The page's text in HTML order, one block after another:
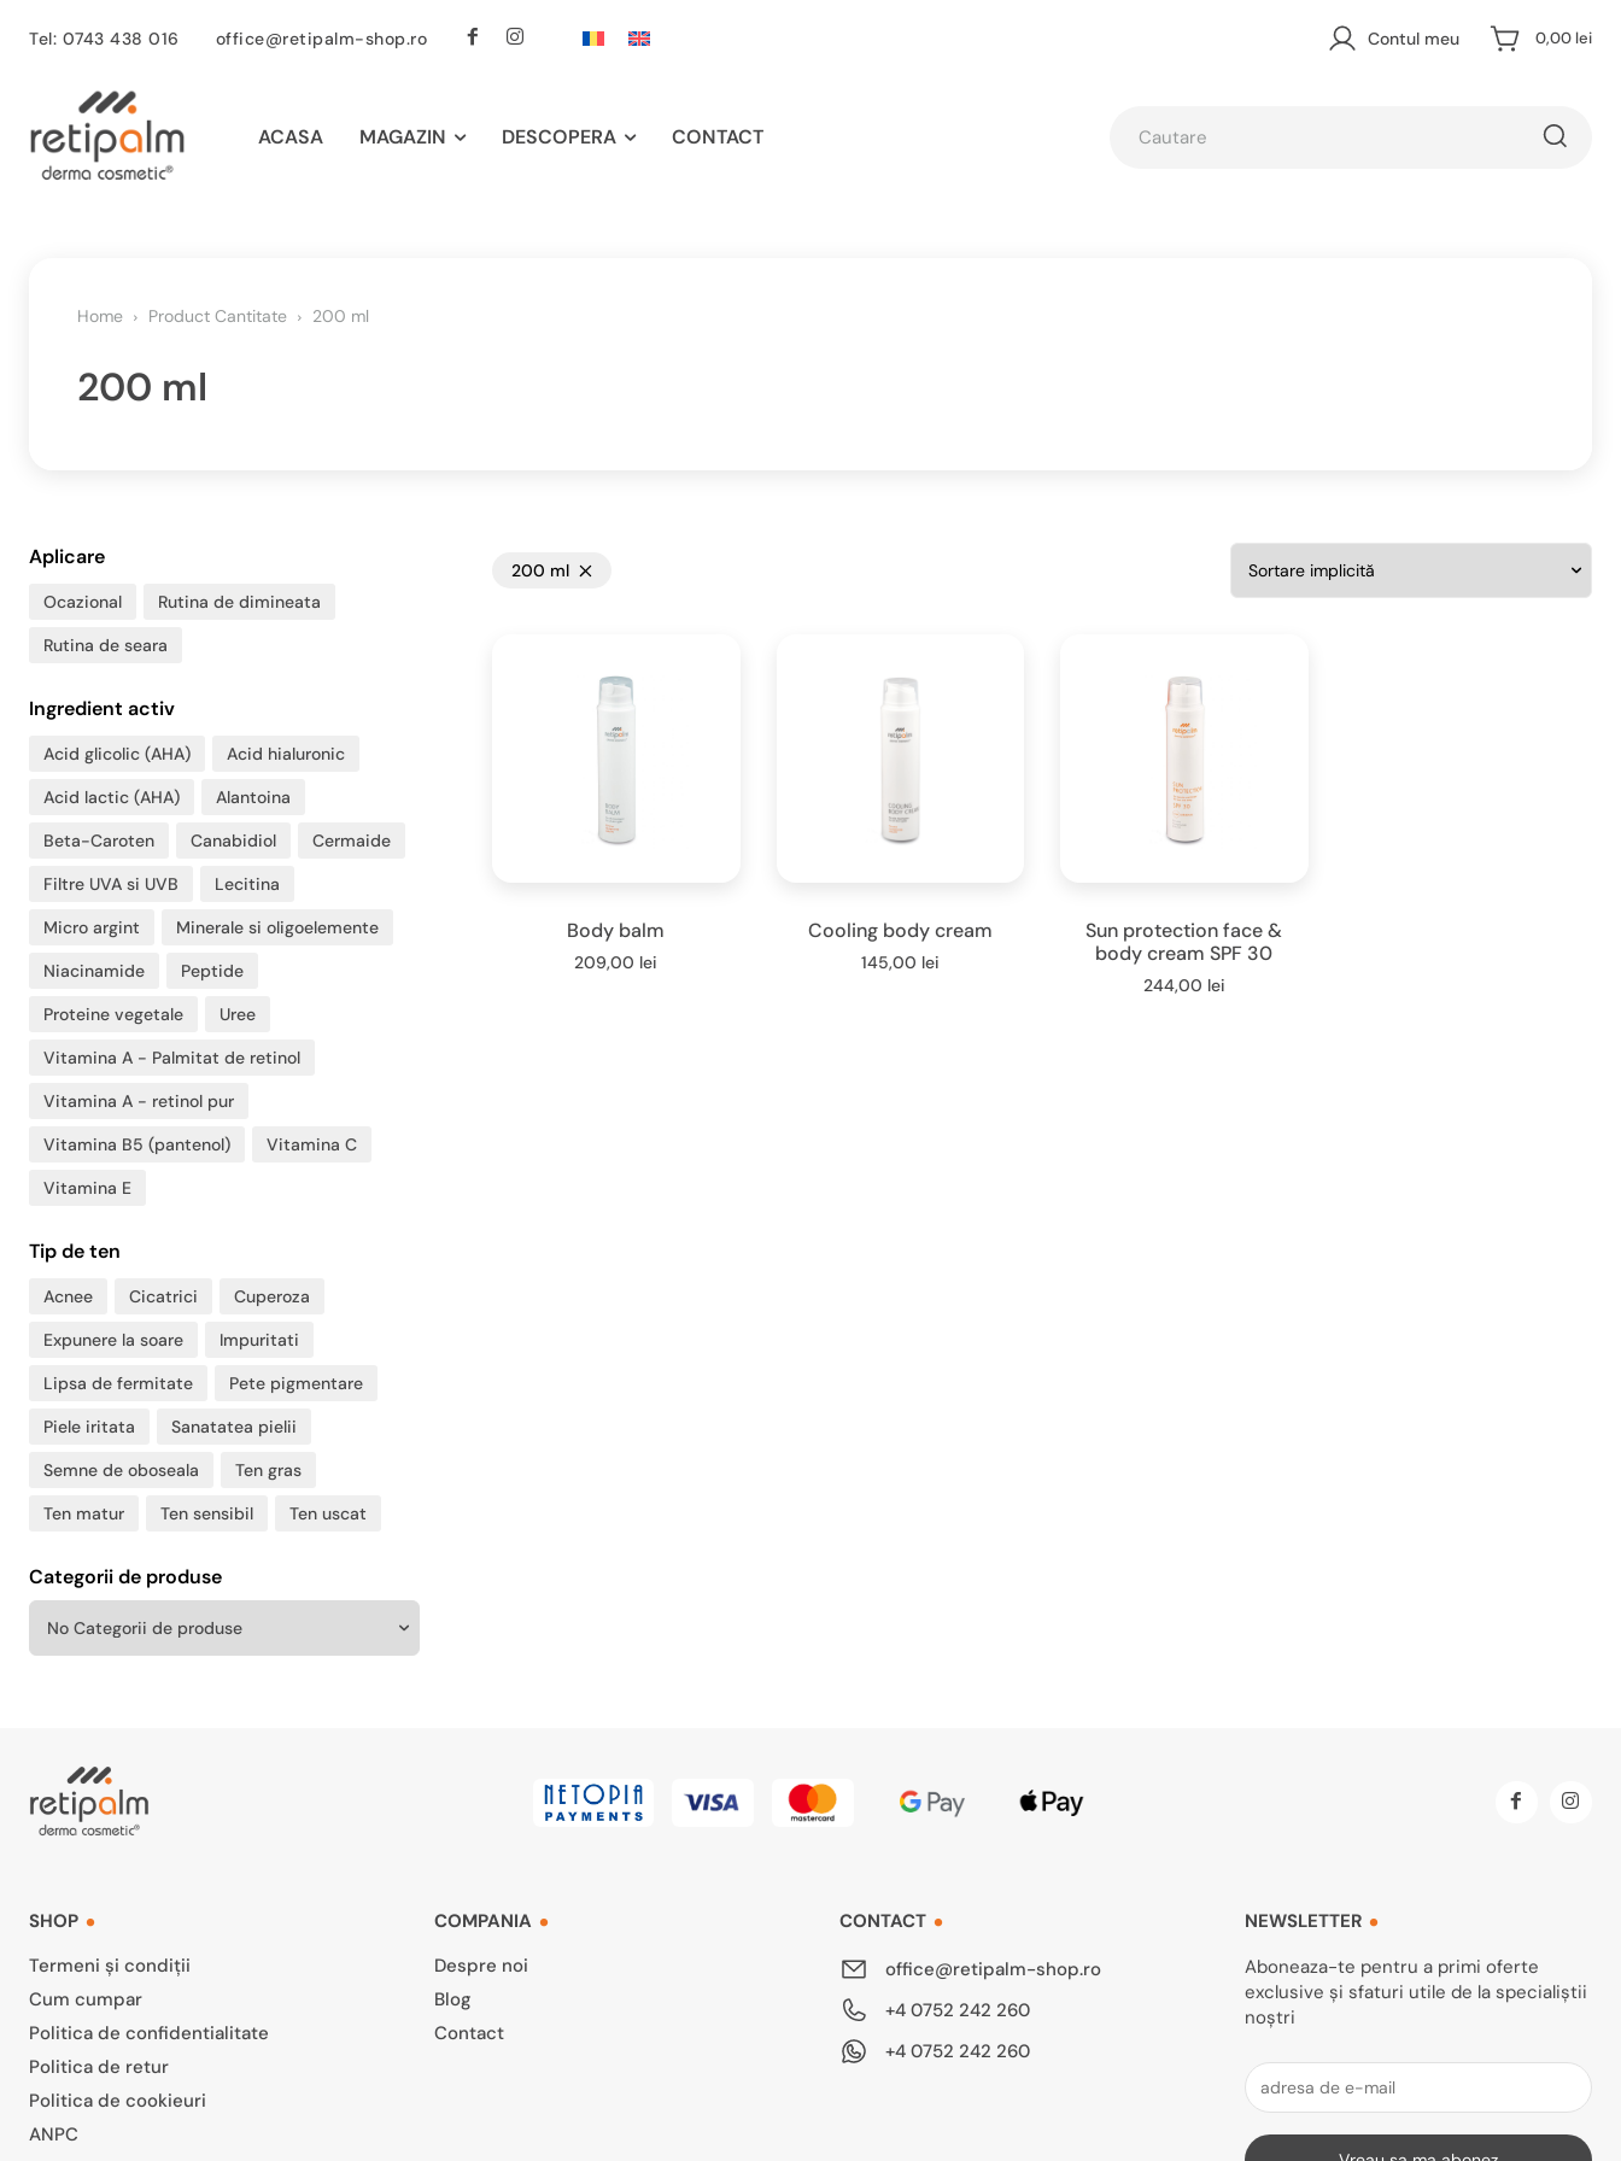
Tel: 0743 438 016 office@retipalm-shop.ro Contul meu 0,00 lei
ACASA MAGAZIN DESCOPERA CONTACT
Home Product Cantitate 200 ml
200 ml
Aplicare
Ocazional
Rutina de dimineata
Rutina de seara
Ingredient activ
Acid glicolic (AHA)
Acid hialuronic
Acid lactic (AHA)
Alantoina
Beta-Caroten
Canabidiol
Cermaide
Filtre UVA si UVB
Lecitina
Micro argint
Minerale si oligoelemente
Niacinamide
Peptide
Proteine vegetale
Uree
Vitamina A - Palmitat de retinol
Vitamina A - retinol pur
Vitamina B5 (pantenol)
Vitamina C
Vitamina E
Tip de ten
Acnee Cicatrici
Cuperoza
Expunere la soare
Impuritati
Lipsa de fermitate
Pete pigmentare
Piele iritata
Sanatatea pielii
Semne de oboseala
Ten gras
Ten matur
Ten sensibil Ten uscat
Categorii de produse
200 ml
Body balm
209,00 lei
Cooling body cream
145,00 lei
Sun protection face &
body cream SPF 30
244,00 lei
SHOP
Termeni și condiții
Cum cumpar
Politica de confidentialitate
Politica de retur
Politica de cookieuri
ANPC
COMPANIA
Despre noi
Blog
Contact
CONTACT
office@retipalm-shop.ro
+4 0752 242 260
+4 0752 242 260
NEWSLETTER
Aboneaza-te pentru a primi oferte
exclusive și sfaturi utile de la specialiștii
noștri